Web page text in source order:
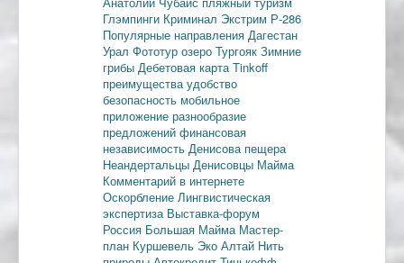
Глэмпинги Криминал Экстрим Р-286
Популярные направления Дагестан
Урал Фототур озеро Тургояк Зимние
грибы Дебетовая карта Tinkoff
преимущества удобство
безопасность мобильное
приложение разнообразие
предложений финансовая
независимость Денисова пещера
Неандертальцы Денисовцы Майма
Комментарий в интернете
Оскорбление Лингвистическая
экспертиза Выставка-форум
Россия Большая Майма Мастер-
план Куршевель Эко Алтай Нить